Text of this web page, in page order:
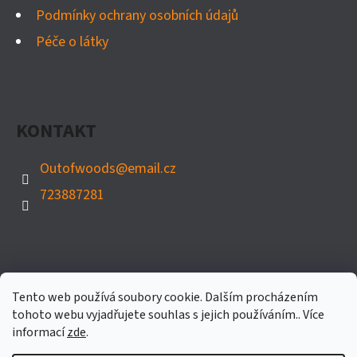
Tento web používá soubory cookie. Dalším procházením
tohoto webu vyjadřujete souhlas s jejich používáním.. Více
informacízde.
Podmínky ochrany osobních údajů
Péče o látky
KONTAKT
Outofwoods@email.cz
723887281